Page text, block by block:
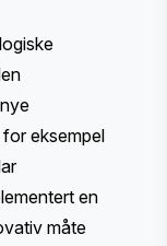
eksempel
en
måte